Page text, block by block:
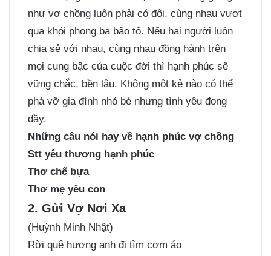
như vợ chồng luôn phải có đôi, cùng nhau vượt
qua khỏi phong ba bão tố. Nếu hai người luôn
chia sẻ với nhau, cùng nhau đồng hành trên
mọi cung bậc của cuộc đời thì hạnh phúc sẽ
vững chắc, bền lâu. Không một kẻ nào có thể
phá vỡ gia đình nhỏ bé nhưng tình yêu đong
đầy.
Những câu nói hay về hạnh phúc vợ chồng
Stt yêu thương hạnh phúc
Thơ chế bựa
Thơ mẹ yêu con
2. Gửi Vợ Nơi Xa
(Huỳnh Minh Nhật)
Rời quê hương anh đi tìm cơm áo